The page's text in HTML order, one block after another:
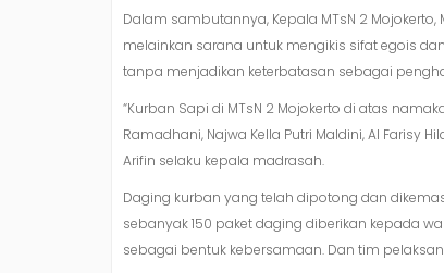
Dalam sambutannya, Kepala MTsN 2
melainkan sarana untuk mengikis sifat egois
tanpa menjadikan keterbatasan sebagai
“Kurban Sapi di MTsN 2 Mojokerto di atas
Ramadhani, Najwa Kella Putri Maldini, Al Farisy
Arifin selaku kepala madrasah.
Daging kurban yang telah dipotong dan
sebanyak 150 paket daging diberikan kepada
sebagai bentuk kebersamaan. Dan tim